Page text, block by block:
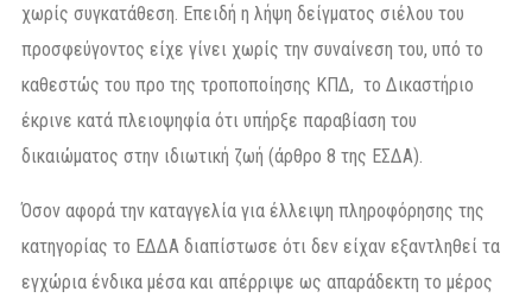
χωρίς συγκατάθεση. Επειδή η λήψη δείγματος σιέλου του
προσφεύγοντος είχε γίνει χωρίς την συναίνεση του, υπό το
καθεστώς του προ της τροποποίησης ΚΠΔ, το Δικαστήριο
έκρινε κατά πλειοψηφία ότι υπήρξε παραβίαση του
δικαιώματος στην ιδιωτική ζωή (άρθρο 8 της ΕΣΔΑ).
Όσον αφορά την καταγγελία για έλλειψη πληροφόρησης της
κατηγορίας το ΕΔΔΑ διαπίστωσε ότι δεν είχαν εξαντληθεί τα
εγχώρια ένδικα μέσα και απέρριψε ως απαράδεκτη το μέρος